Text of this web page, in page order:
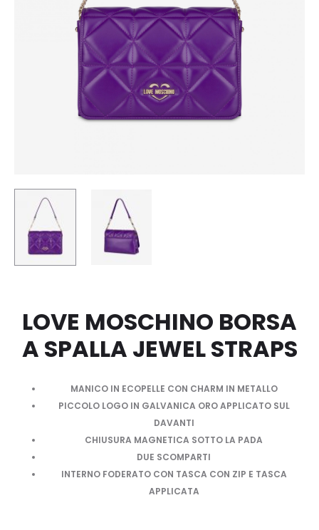
LOVE MOSCHINO BORSA
A SPALLA JEWEL STRAPS
MANICO IN ECOPELLE CON CHARM IN METALLO
PICCOLO LOGO IN GALVANICA ORO APPLICATO SUL
DAVANTI
CHIUSURA MAGNETICA SOTTO LA PADA
DUE SCOMPARTI
INTERNO FODERATO CON TASCA CON ZIP E TASCA
APPLICATA